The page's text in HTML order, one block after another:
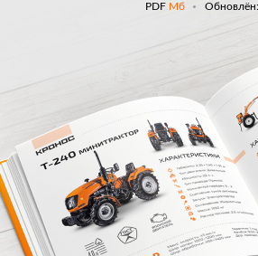
PDF Мб Обновлён: